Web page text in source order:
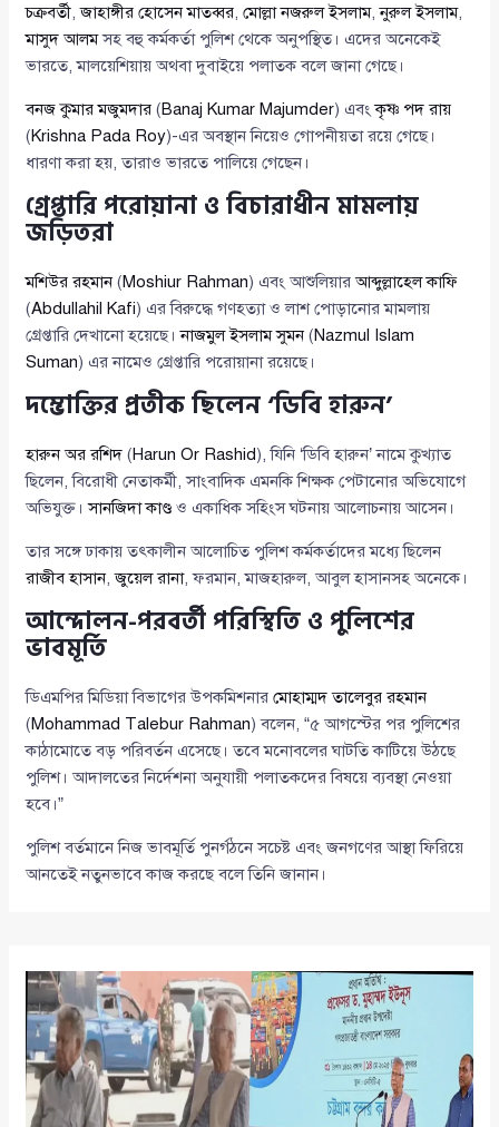
চক্রবর্তী,জাহাঙ্গীর হোসেন মাতব্বর,মোল্লা নজরুল ইসলাম,নুরুল ইসলাম,
মাসুদ আলমসহ বহু কর্মকর্তা পুলিশ থেকে অনুপস্থিত। এদের অনেকেই
ভারতে, মালয়েশিয়ায় অথবা দুবাইয়ে পলাতক বলে জানা গেছে।
বনজ কুমার মজুমদার (Banaj Kumar Majumder) এবংকৃষ্ণ পদ রায়
(Krishna Pada Roy)-এর অবস্থান নিয়েও গোপনীয়তা রয়ে গেছে।
ধারণা করা হয়, তারাও ভারতে পালিয়ে গেছেন।
গ্রেপ্তারি পরোয়ানা ও বিচারাধীন মামলায়
জড়িতরা
মশিউর রহমান(Moshiur Rahman) এবং আশুলিয়ারআব্দুল্লাহেল কাফি
(Abdullahil Kafi) এর বিরুদ্ধে গণহত্যা ও লাশ পোড়ানোর মামলায়
গ্রেপ্তারি দেখানো হয়েছে।নাজমুল ইসলাম সুমন(Nazmul Islam
Suman) এর নামেও গ্রেপ্তারি পরোয়ানা রয়েছে।
দম্ভোক্তির প্রতীক ছিলেন ‘ডিবি হারুন’
হারুন অর রশিদ (Harun Or Rashid), যিনি ‘ডিবি হারুন’ নামে কুখ্যাত
ছিলেন, বিরোধী নেতাকর্মী, সাংবাদিক এমনকি শিক্ষক পেটানোর অভিযোগে
অভিযুক্ত।সানজিদা কাণ্ড ও একাধিক সহিংস ঘটনায় আলোচনায় আসেন।
তার সঙ্গে ঢাকায় তৎকালীন আলোচিত পুলিশ কর্মকর্তাদের মধ্যে ছিলেন
রাজীব হাসান,জুয়েল রানা, ফরমান, মাজহারুল, আবুল হাসানসহ অনেকে।
আন্দোলন-পরবর্তী পরিস্থিতি ও পুলিশের
ভাবমূর্তি
ডিএমপির মিডিয়া বিভাগের উপকমিশনারমোহাম্মদ তালেবুর রহমান
(Mohammad Talebur Rahman) বলেন, “৫ আগস্টের পর পুলিশের
কাঠামোতে বড় পরিবর্তন এসেছে। তবে মনোবলের ঘাটতি কাটিয়ে উঠছে
পুলিশ। আদালতের নির্দেশনা অনুযায়ী পলাতকদের বিষয়ে ব্যবস্থা নেওয়া
হবে।”
পুলিশ বর্তমানে নিজ ভাবমূর্তি পুনর্গঠনে সচেষ্ট এবং জনগণের আস্থা ফিরিয়ে
আনতেই নতুনভাবে কাজ করছে বলে তিনি জানান।